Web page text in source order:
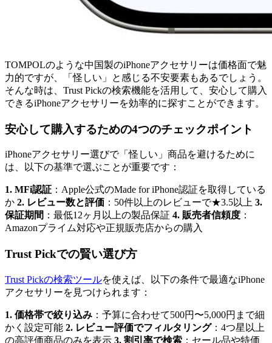
TOMPOLのような中国製のiPhoneアクセサリーは価格面で魅
力的ですが、「怪しい」と感じる不安要素もあるでしょう。
そんな時は、Trust Pickの検索機能を活用して、安心して購入
できるiPhoneアクセサリーを効率的に探すことができます。
安心して購入するための4つのチェックポイント
iPhoneアクセサリー選びで「怪しい」商品を避けるために
は、以下の基準で選ぶことが重要です：
1. MFi認証 ：Apple公式のMade for iPhone認証を取得している
か 2. レビュー数と評価 ：50件以上のレビューで★3.5以上 3.
保証期間 ：最低12ヶ月以上の製品保証 4. 販売者信頼度 ：
Amazonプライム対応や正規販売店からの購入
Trust Pickでの賢い選び方
Trust Pickの検索ツールを使えば、以下の条件で最適なiPhone
アクセサリーを見つけられます：
1. 価格帯で絞り込み ：予算に合わせて500円〜5,000円まで細
かく設定可能 2. レビュー評価でフィルタリング：4つ星以上
の高評価商品のみを表示 3. 割引率で検索 ：セール品や特価